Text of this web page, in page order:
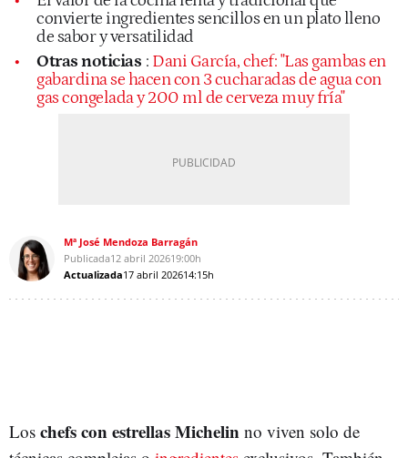
convierte ingredientes sencillos en un plato lleno
de sabor y versatilidad
Otras noticias : Dani García, chef: "Las gambas en
gabardina se hacen con 3 cucharadas de agua con
gas congelada y 200 ml de cerveza muy fría"
Mª José Mendoza Barragán
Publicada12 abril 202619:00h
Actualizada17 abril 202614:15h
Los chefs con estrellas Michelin no viven solo de